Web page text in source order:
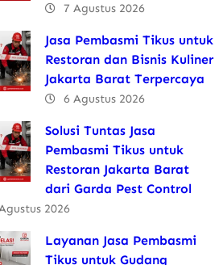
7 Agustus 2026
Jasa Pembasmi Tikus untuk
Restoran dan Bisnis Kuliner
Jakarta Barat Terpercaya
6 Agustus 2026
Solusi Tuntas Jasa
Pembasmi Tikus untuk
Restoran Jakarta Barat
dari Garda Pest Control
2026
Layanan Jasa Pembasmi
Tikus untuk Gudang